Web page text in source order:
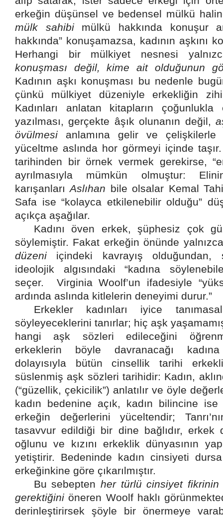
erkeğin düşünsel ve bedensel mülkü
mülk sahibimülkü hakkında konuşur
hakkında” konuşamazsa, kadının aşkını
Herhangi bir mülkiyet nesnesi
konuşması değil, kime ait olduğunun
Kadının aşkı konuşması bu nedenle
çünkü mülkiyet düzeniyle erkekliğin
Kadınları anlatan kitapların çoğunlukla
yazılması, gerçekte âşık olunanın değil,
övülmesi anlamına gelir ve
yüceltme aslında hor görmeyi içinde
tarihinden bir örnek vermek gerekirse,
ayrılmasıyla mümkün olmuştur:
karışanlarıAslıhan bile olsalar Kemal
Safa ise “kolayca etkilenebilir olduğu”
açıkça aşağılar.
Kadını öven erkek, şüphesiz çok
söylemiştir. Fakat erkeğin önünde
düzeni içindeki kavrayış olduğundan,
ideolojik algısındaki “kadına
seçer.
Virginia Woolf’un ifadesiyle
ardında aslında kitlelerin deneyimi durur.”
Erkekler kadınları iyice
söyleyeceklerini tanırlar; hiç aşk
hangi aşk sözleri edileceğini
erkeklerin böyle davranacağı
dolayısıyla bütün cinsellik tarihi
süslenmiş aşk sözleri tarihidir: Kadın,
(“güzellik, çekicilik”) anlatılır ve öyle
kadın bedenine açık, kadın bilincine ise
erkeğin değerlerini yüceltendir;
tasavvur edildiği bir dine bağlıdır, erkek
oğlunu ve kızını erkeklik dünyasının
yetiştirir. Bedeninde kadın cinsiyeti
erkeğinkine göre çıkarılmıştır.
Bu sebepten her türlü cinsiyet
gerektiğini öneren Woolf haklı
derinleştirirsek şöyle bir önermeye